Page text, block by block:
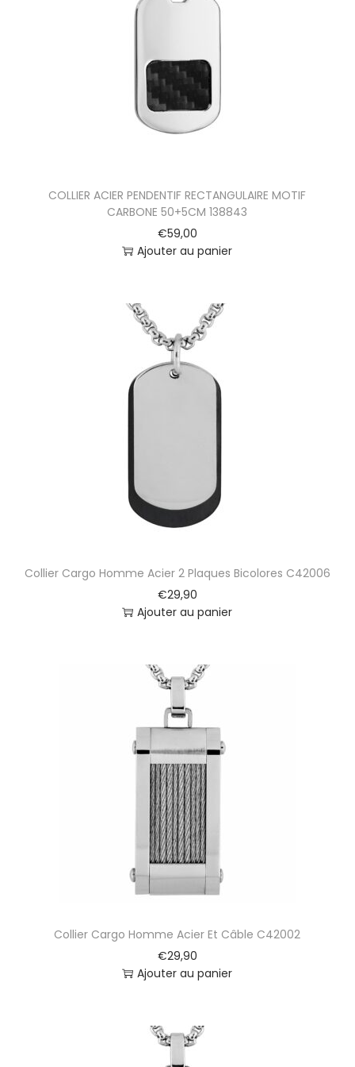
n
COLLIER ACIER PENDENTIF RECTANGULAIRE MOTIF
CARBONE 50+5CM 138843
€59,00
Ajouter au panier
Collier Cargo Homme Acier 2 Plaques Bicolores C42006
€29,90
Ajouter au panier
Collier Cargo Homme Acier Et Câble C42002
€29,90
Ajouter au panier